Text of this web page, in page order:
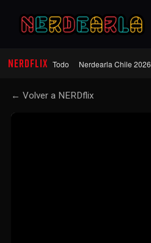
NERDFLIX Todo Nerdearla Chile 2026
← Volver a NERDflix